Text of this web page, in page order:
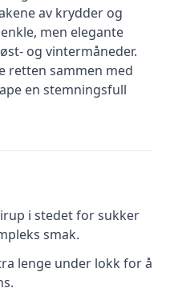
av krydder og
men elegante
og vintermåneder.
retten sammen med
en stemningsfull
i stedet for sukker
smak.
lenge under lokk for å